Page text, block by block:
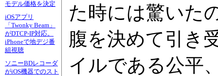
モデル価格を決定
iOSアプリ
「Twonky Beam」
がDTCP-IP対応。
iPhoneで地デジ番
組視聴
ソニーBDレコーダ
がiOS機器でのスト
た時には驚いた
腹を決めて引き
イルである公平